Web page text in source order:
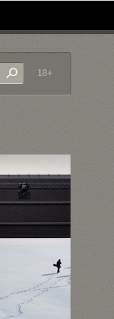
18+
аксессуары
Louis Vuitton
с ...